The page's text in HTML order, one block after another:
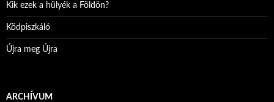
Kik ezek a hülyék a Földön?
Ködpiszkáló
Újra meg Újra
ARCHÍVUM